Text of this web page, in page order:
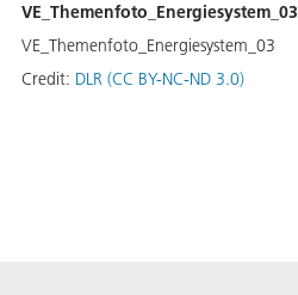
VE_Themenfoto_Energiesystem_03
VE_Themenfoto_Energiesystem_03
Credit: DLR (CC BY-NC-ND 3.0)